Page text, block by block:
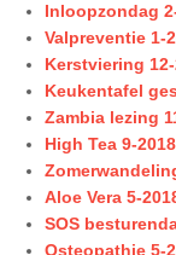
Inloopzondag
Valpreventie 1-
Kerstviering
Keukentafel
Zambia lezing
High Tea 9-2018
Aloe Vera 5-
SOS
Osteopathie 5-